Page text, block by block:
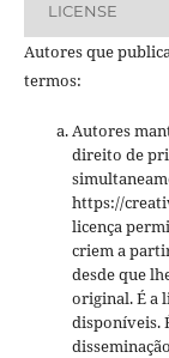
LICENSE
Autores que
termos:
Autores
direito de
https://
licença
criem a
desde que
original. É a
disponíveis.